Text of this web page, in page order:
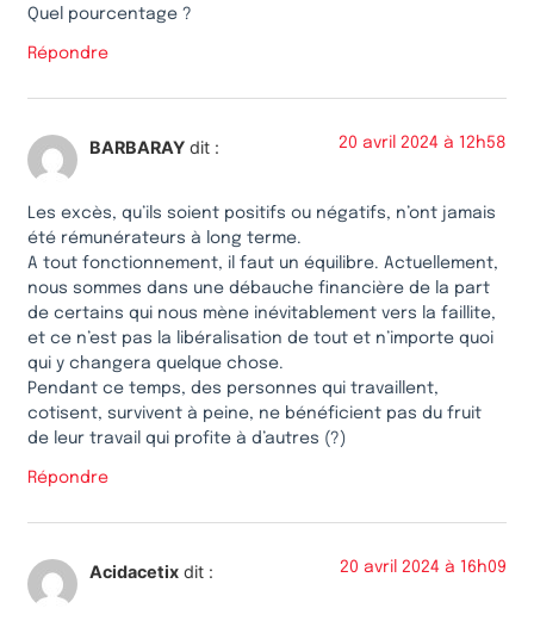
Quel pourcentage ?
Répondre
BARBARAY dit : 20 avril 2024 à 12h58
Les excès, qu’ils soient positifs ou négatifs, n’ont jamais
été rémunérateurs à long terme.
A tout fonctionnement, il faut un équilibre. Actuellement,
nous sommes dans une débauche financière de la part
de certains qui nous mène inévitablement vers la faillite,
et ce n’est pas la libéralisation de tout et n’importe quoi
qui y changera quelque chose.
Pendant ce temps, des personnes qui travaillent,
cotisent, survivent à peine, ne bénéficient pas du fruit
de leur travail qui profite à d’autres (?)
Répondre
Acidacetix dit : 20 avril 2024 à 16h09